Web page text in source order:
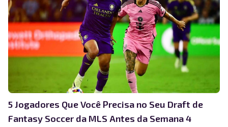
5 Jogadores Que Você Precisa no Seu Draft de
Fantasy Soccer da MLS Antes da Semana 4